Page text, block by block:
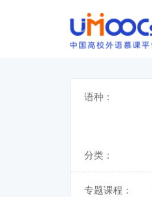
语种：
分类：
专题课程：